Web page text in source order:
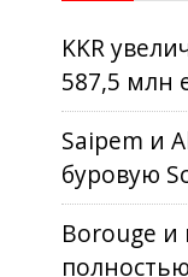
KKR
587,5 млн
Saipem и
буровую
Borouge и